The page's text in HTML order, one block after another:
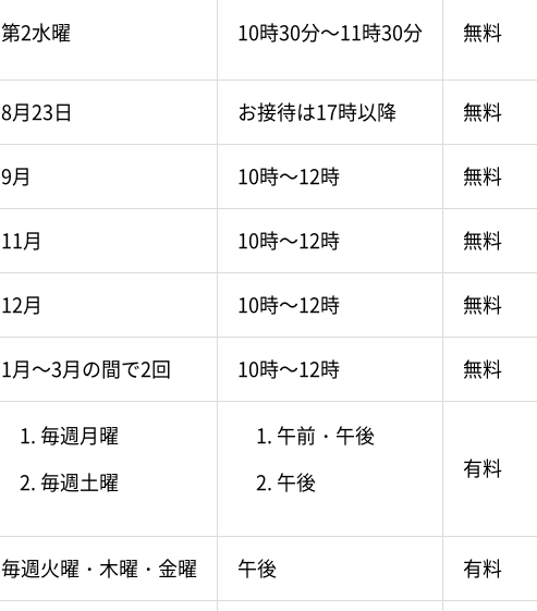
第2水曜 10時30分～11時30分 無料
8月23日 お接待は17時以降 無料
9月 10時～12時 無料
11月 10時～12時 無料
12月 10時～12時 無料
1月～3月の間で2回 10時～12時 無料
毎週月曜
毎週土曜
午前・午後
午後
有料
毎週火曜・木曜・金曜 午後 有料